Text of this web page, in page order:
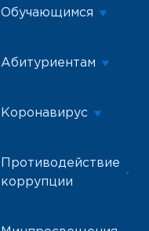
Обучающимся
Абитуриентам
Коронавирус
Противодействие
коррупции